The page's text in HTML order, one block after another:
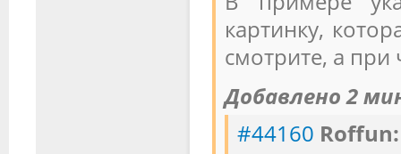
картинку,
смотрите, а при
Добавлено 2
#44160 Roffun: